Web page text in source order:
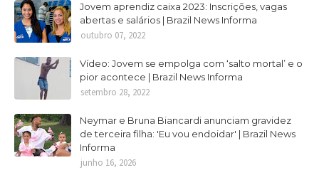
Jovem aprendiz caixa 2023: Inscrições, vagas
abertas e salários | Brazil News Informa
outubro 07, 2022
Vídeo: Jovem se empolga com ‘salto mortal’ e o
pior acontece | Brazil News Informa
setembro 28, 2022
Neymar e Bruna Biancardi anunciam gravidez
de terceira filha: 'Eu vou endoidar' | Brazil News
Informa
junho 16, 2026